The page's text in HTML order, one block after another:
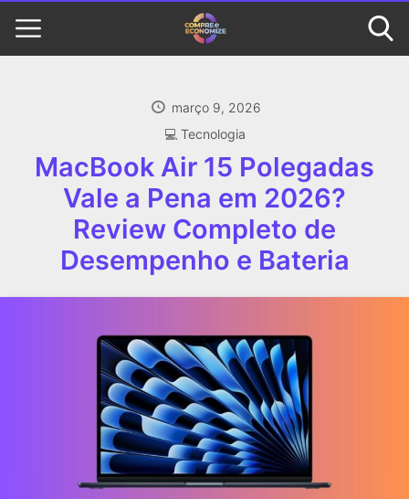
março 9, 2026
‍💻 Tecnologia
MacBook Air 15 Polegadas
Vale a Pena em 2026?
Review Completo de
Desempenho e Bateria